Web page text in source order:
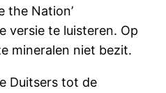
the Nation’
versie te luisteren. Op
mineralen niet bezit.
Duitsers tot de